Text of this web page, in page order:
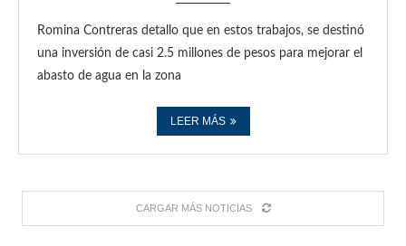
Romina Contreras detallo que en estos trabajos, se destinó
una inversión de casi 2.5 millones de pesos para mejorar el
abasto de agua en la zona
LEER MÁS
CARGAR MÁS NOTICIAS